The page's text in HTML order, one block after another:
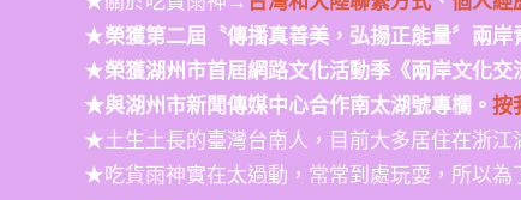
★榮獲第二屆〝傳播真善美，弘揚正能量〞兩
★榮獲湖州市首屆網路文化活動季《兩岸文化交
★與湖州市新聞傳媒中心合作南太湖號專欄。 按
★土生土長的臺灣台南人，目前大多居住在浙江
★吃貨雨神實在太過動，常常到處玩耍，所以為